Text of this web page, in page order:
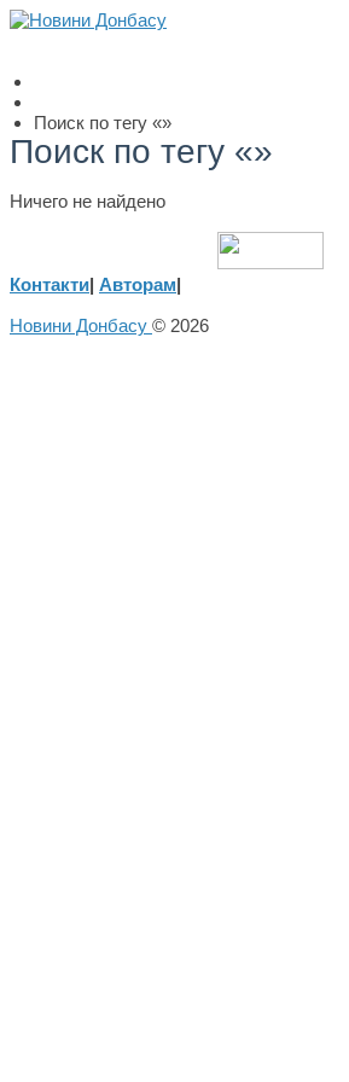
Поиск по тегу «»
Поиск по тегу «»
Ничего не найдено
Контакти| Авторам|
Новини Донбасу © 2026